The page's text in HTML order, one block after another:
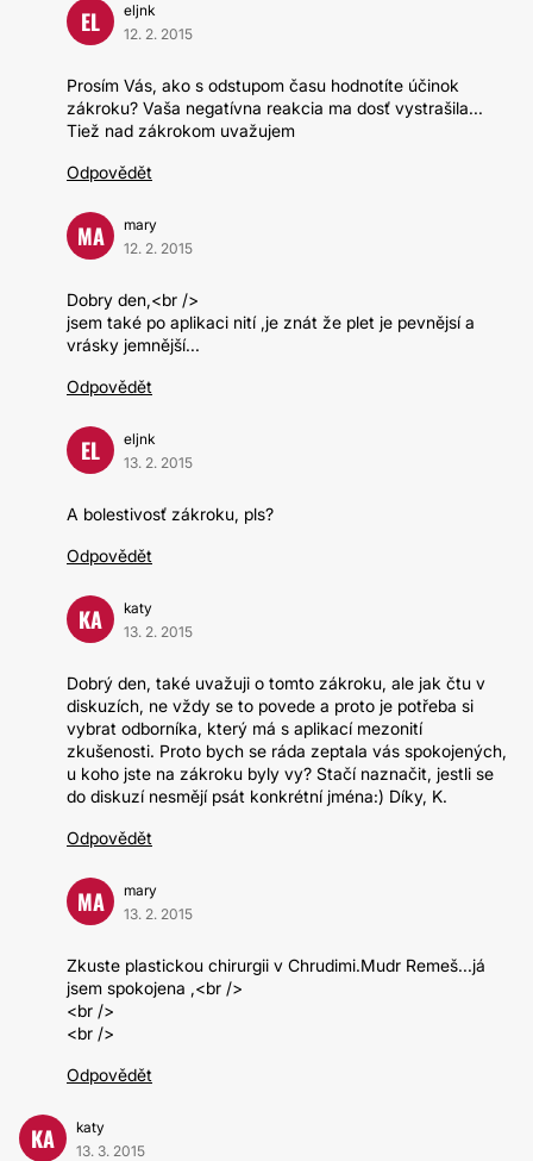
EL
eljnk
12. 2. 2015
Prosím Vás, ako s odstupom času hodnotíte účinok
zákroku? Vaša negatívna reakcia ma dosť vystrašila...
Tiež nad zákrokom uvažujem
Odpovědět
MA
mary
12. 2. 2015
Dobry den,<br />
jsem také po aplikaci nití ,je znát že plet je pevnějsí a
vrásky jemnější...
Odpovědět
EL
eljnk
13. 2. 2015
A bolestivosť zákroku, pls?
Odpovědět
KA
katy
13. 2. 2015
Dobrý den, také uvažuji o tomto zákroku, ale jak čtu v
diskuzích, ne vždy se to povede a proto je potřeba si
vybrat odborníka, který má s aplikací mezonití
zkušenosti. Proto bych se ráda zeptala vás spokojených,
u koho jste na zákroku byly vy? Stačí naznačit, jestli se
do diskuzí nesmějí psát konkrétní jména:) Díky, K.
Odpovědět
MA
mary
13. 2. 2015
Zkuste plastickou chirurgii v Chrudimi.Mudr Remeš...já
jsem spokojena ,<br />
<br />
<br />
Odpovědět
KA
katy
13. 3. 2015